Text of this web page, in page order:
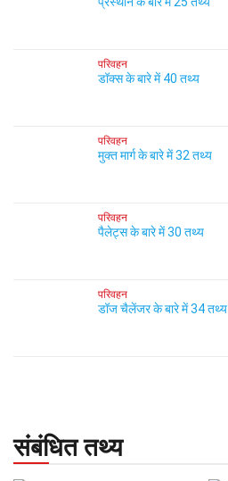
परिवहन
डॉक्स के बारे में 40 तथ्य
परिवहन
मुक्त मार्ग के बारे में 32 तथ्य
परिवहन
पैलेट्स के बारे में 30 तथ्य
परिवहन
डॉज चैलेंजर के बारे में 34 तथ्य
संबंधित तथ्य